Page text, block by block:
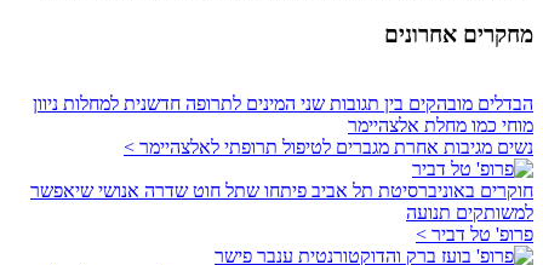
מחקרים אחרונים
הבדלים מובהקים בין תגובות שני המינים לתרופה חדשנית למחלות ניוון
מוחי כמו מחלת אלצהיימר
נשים מגיבות אחרת מגברים לטיפול תרופתי לאלצהיימר >
חוקרים באוניברסיטת תל אביב פיתחו שתל חוט שדרה אנושי שיאפשר
למשותקים תנועה
פרופ' טל דביר >